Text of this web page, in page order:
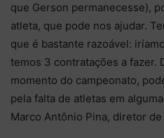
que Gerson permanecesse),
atleta, que pode nos ajudar.
que é bastante razoável:
temos 3 contratações a fazer.
momento do campeonato,
pela falta de atletas em
Marco Antônio Pina, diretor